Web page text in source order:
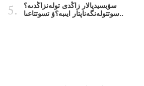
سۋبسيديالار زاڭدى تولەنزاڭدىە؟
سوتتولەنگەناپتار ايىبە؟ۋ تسوتتاعىا..